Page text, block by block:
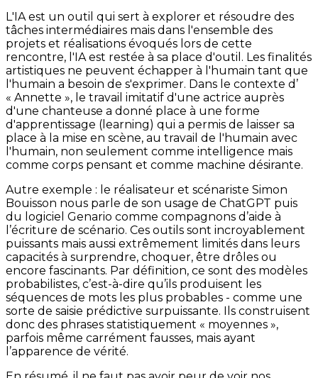
L'IA est un outil qui sert à explorer et résoudre des
tâches intermédiaires mais dans l'ensemble des
projets et réalisations évoqués lors de cette
rencontre, l'IA est restée à sa place d'outil. Les finalités
artistiques ne peuvent échapper à l'humain tant que
l'humain a besoin de s'exprimer. Dans le contexte d’
« Annette », le travail imitatif d'une actrice auprès
d'une chanteuse a donné place à une forme
d'apprentissage (learning) qui a permis de laisser sa
place à la mise en scène, au travail de l'humain avec
l'humain, non seulement comme intelligence mais
comme corps pensant et comme machine désirante.
Autre exemple : le réalisateur et scénariste Simon
Bouisson nous parle de son usage de ChatGPT puis
du logiciel Genario comme compagnons d’aide à
l’écriture de scénario. Ces outils sont incroyablement
puissants mais aussi extrêmement limités dans leurs
capacités à surprendre, choquer, être drôles ou
encore fascinants. Par définition, ce sont des modèles
probabilistes, c’est-à-dire qu’ils produisent les
séquences de mots les plus probables - comme une
sorte de saisie prédictive surpuissante. Ils construisent
donc des phrases statistiquement « moyennes »,
parfois même carrément fausses, mais ayant
l’apparence de vérité.